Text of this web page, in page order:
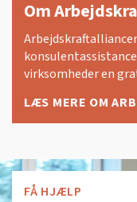
Om
virksomheder en
LÆS MERE OM
FÅ HJÆLP